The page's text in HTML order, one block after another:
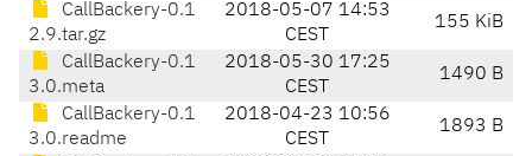
CallBackery-0.1
2.9.tar.gz
2018-05-07 14:53
CEST
155 KiB
CallBackery-0.1
3.0.meta
2018-05-30 17:25
CEST
1490 B
CallBackery-0.1
3.0.readme
2018-04-23 10:56
CEST
1893 B